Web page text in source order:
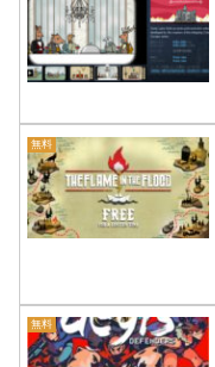
無料
無料